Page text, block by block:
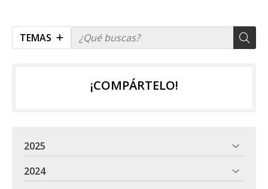
TEMAS
¡COMPÁRTELO!
2025
2024